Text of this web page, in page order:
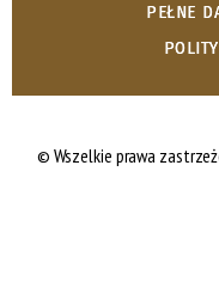
PEŁNE
© Wszelkie prawa